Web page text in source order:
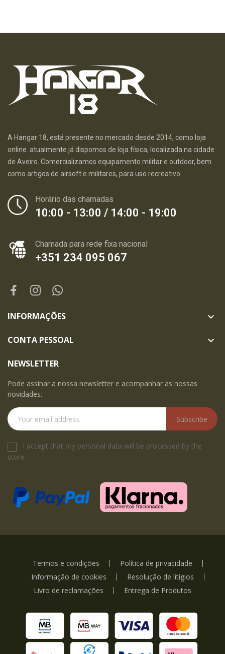
A Hangar 18, está presente no mercado desde 2014, como loja
online. atualmente já dispomos de loja física, localizada na cidade
de Aveiro. Comercializamos equipamento militar e outdoor, bem
como artigos de airsoft e militares, para uso recreativo.
Horário das chamadas
10:00 - 13:00 / 14:00 - 19:00
Chamada para rede fixa nacional
+351 234 095 067
INFORMAÇÕES 
CONTA PESSOAL 
NEWSLETTER
Pode assinar a nossa newsletter e acompanhar as nossas
novidades.
Subscribe
I accept that my personal data will be processed by the
store.
Termos e condições
Política de privacidade
Informação de cookies
Resolução de litígios
Livro de reclamações
Entrega de Produtos